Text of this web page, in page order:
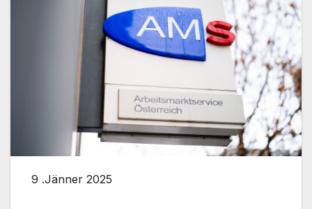
9 .Jänner 2025